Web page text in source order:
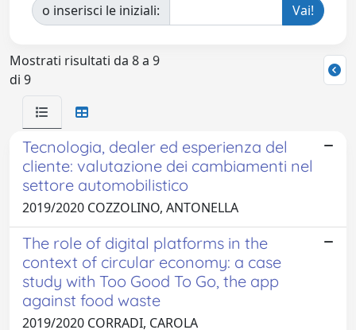
o inserisci le iniziali:
Mostrati risultati da 8 a 9
di 9
Tecnologia, dealer ed esperienza del
cliente: valutazione dei cambiamenti nel
settore automobilistico
2019/2020 COZZOLINO, ANTONELLA
The role of digital platforms in the
context of circular economy: a case
study with Too Good To Go, the app
against food waste
2019/2020 CORRADI, CAROLA